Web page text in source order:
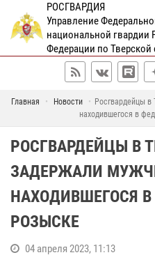
РОСГВАРДИЯ
Управление
национальной гвардии
Федерации по Тверской
Главная Новости
Росгвардейцы в
находившегося в
РОСГВАРДЕЙЦЫ В
ЗАДЕРЖАЛИ
НАХОДИВШЕГОСЯ
РОЗЫСКЕ
04 апреля 2023, 11:13